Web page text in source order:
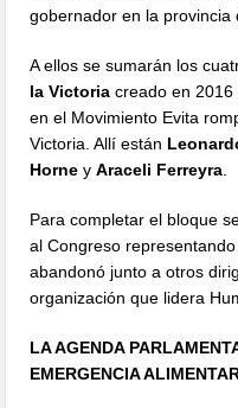
gobernador en la provincia
A ellos se sumarán los
la Victoria creado en 2016
en el Movimiento Evita
Victoria. Allí están
Horne yAraceli Ferreyra
Para completar el bloque
al Congreso
abandonó junto a otros
organización que lidera
LA AGENDA
EMERGENCIA